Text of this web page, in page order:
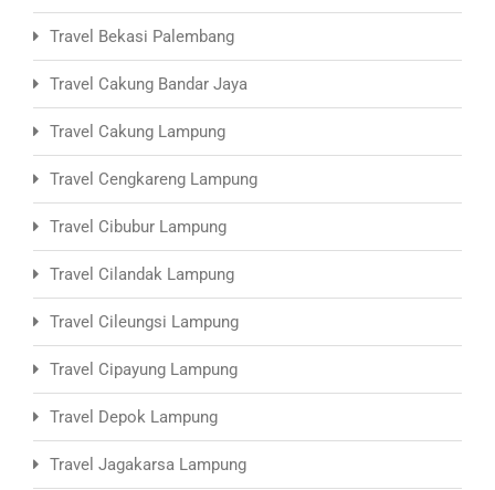
Travel Bekasi Palembang
Travel Cakung Bandar Jaya
Travel Cakung Lampung
Travel Cengkareng Lampung
Travel Cibubur Lampung
Travel Cilandak Lampung
Travel Cileungsi Lampung
Travel Cipayung Lampung
Travel Depok Lampung
Travel Jagakarsa Lampung